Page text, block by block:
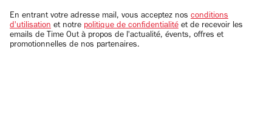
email
En entrant votre adresse mail, vous acceptez nos conditions
d'utilisation et notre politique de confidentialité et de recevoir les
emails de Time Out à propos de l'actualité, évents, offres et
promotionnelles de nos partenaires.